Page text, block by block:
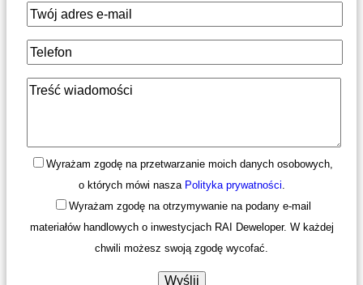
Wyrażam zgodę na przetwarzanie moich danych osobowych,
o których mówi nasza Polityka prywatności.
Wyrażam zgodę na otrzymywanie na podany e-mail
materiałów handlowych o inwestycjach RAI Deweloper. W każdej
chwili możesz swoją zgodę wycofać.